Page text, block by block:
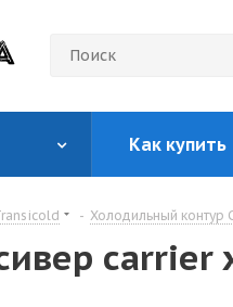
Как купить
- Холодильный контур
carrier